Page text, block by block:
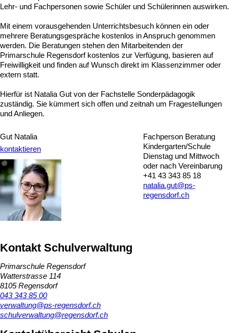
Lehr- und Fachpersonen sowie Schüler und Schülerinnen auswirken.
Mit einem vorausgehenden Unterrichtsbesuch können ein oder
mehrere Beratungsgespräche kostenlos in Anspruch genommen
werden. Die Beratungen stehen den Mitarbeitenden der
Primarschule Regensdorf kostenlos zur Verfügung, basieren auf
Freiwilligkeit und finden auf Wunsch direkt im Klassenzimmer oder
extern statt.
Hierfür ist Natalia Gut von der Fachstelle Sonderpädagogik
zuständig. Sie kümmert sich offen und zeitnah um Fragestellungen
und Anliegen.
Gut Natalia
kontaktieren
Fachperson Beratung
Kindergarten/Schule
Dienstag und Mittwoch
oder nach Vereinbarung
+41 43 343 85 18
natalia.gut@ps-
regensdorf.ch
Kontakt Schulverwaltung
Primarschule Regensdorf
Watterstrasse 114
8105 Regensdorf
043 343 85 00
verwaltung@ps-regensdorf.ch
schulverwaltung@regensdorf.ch